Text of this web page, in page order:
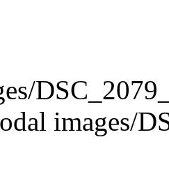
images/